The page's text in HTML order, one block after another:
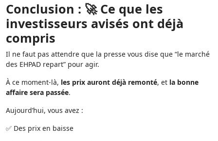
Conclusion : 🚀 Ce que les
investisseurs avisés ont déjà
compris
Il ne faut pas attendre que la presse vous dise que “le marché
des EHPAD repart” pour agir.
À ce moment-là, les prix auront déjà remonté, et la bonne
affaire sera passée.
Aujourd’hui, vous avez :
✅ Des prix en baisse